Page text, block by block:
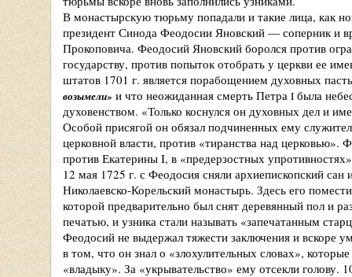
В монастырскую тюрьму попадали и такие лица, как
президент Синода Феодосии Яновский — соперник и
Прокоповича. Феодосий Яновский боролся против
государству, против попыток отобрать у церкви ее
штатов 1701 г. является порабощением духовных
возымели» и что неожиданная смерть Петра I была
духовенством. «Только коснулся он духовных дел и
Особой присягой он обязал подчиненных ему
церковной власти, против «тиранства над церковью».
против Екатерины I, в «предерзостных
12 мая 1725 г. с Феодосия сняли архиепископский сан
Николаевско-Корельский монастырь. Здесь его
которой предварительно был снят деревянный пол и
печатью, и узника стали называть «запечатанным
Феодосий не выдержал тяжести заключения и вскоре
в том, что он знал о «злохулительных словах»,
«владыку». За «укрывательство» ему отсекли голову.